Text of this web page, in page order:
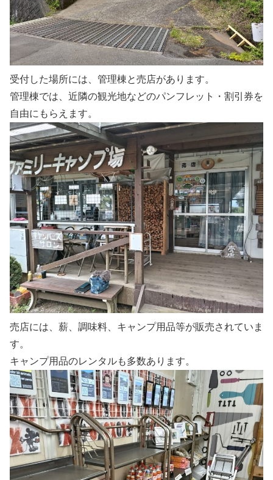
受付した場所には、管理棟と売店があります。
管理棟では、近隣の観光地などのパンフレット・割引券を
自由にもらえます。
売店には、薪、調味料、キャンプ用品等が販売されていま
す。
キャンプ用品のレンタルも多数あります。